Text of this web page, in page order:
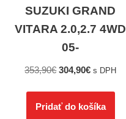
SUZUKI GRAND
VITARA 2.0,2.7 4WD
05-
353,90€ 304,90€ s DPH
Pridať do košíka